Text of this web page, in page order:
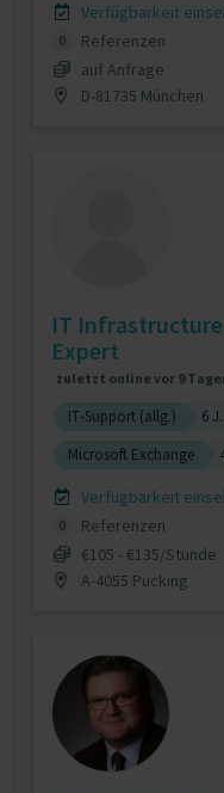
Verfügbarkeit
0
Referenzen
auf Anfrage
D-81735 München
IT
Expert
zuletzt online vor 9
IT-Support (allg.) 6 J.
Microsoft Exchange
Verfügbarkeit
0
Referenzen
€105 - €135/Stunde
A-4055 Pucking